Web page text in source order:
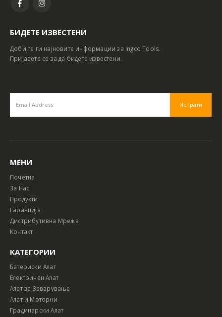
БИДЕТЕ ИЗВЕСТЕНИ
Добијте ги најновите информации за Ingco Tools.
Пријавете се за да бидете известени.
МЕНИ
Почетна
За Нас
Продукти
Гаранција
Дистрибутивна Мрежа
Контакт
КАТЕГОРИИ
Батериски Алат
Електричен Алат
Алат за Заварување
Алат и Моторни
Градинарски Алат